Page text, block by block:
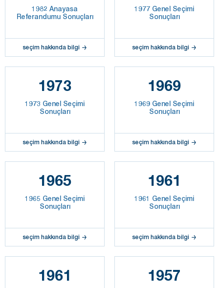
1982 Anayasa
Referandumu Sonuçları
seçim hakkında bilgi
1977 Genel Seçimi
Sonuçları
seçim hakkında bilgi
1973
1973 Genel Seçimi
Sonuçları
seçim hakkında bilgi
1969
1969 Genel Seçimi
Sonuçları
seçim hakkında bilgi
1965
1965 Genel Seçimi
Sonuçları
seçim hakkında bilgi
1961
1961 Genel Seçimi
Sonuçları
seçim hakkında bilgi
1961 1957